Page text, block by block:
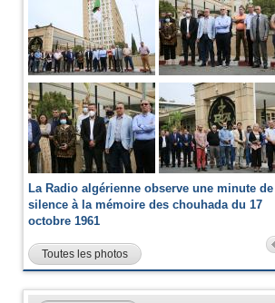
La Radio algérienne observe une minute de
silence à la mémoire des chouhada du 17
octobre 1961
Toutes les photos